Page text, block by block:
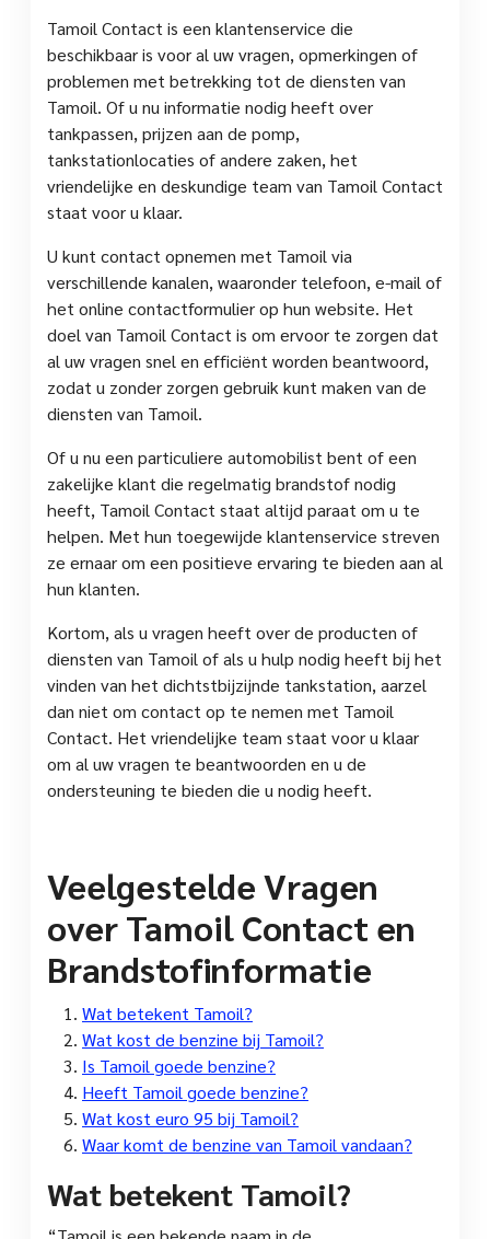
Tamoil Contact is een klantenservice die
beschikbaar is voor al uw vragen, opmerkingen of
problemen met betrekking tot de diensten van
Tamoil. Of u nu informatie nodig heeft over
tankpassen, prijzen aan de pomp,
tankstationlocaties of andere zaken, het
vriendelijke en deskundige team van Tamoil Contact
staat voor u klaar.
U kunt contact opnemen met Tamoil via
verschillende kanalen, waaronder telefoon, e-mail of
het online contactformulier op hun website. Het
doel van Tamoil Contact is om ervoor te zorgen dat
al uw vragen snel en efficiënt worden beantwoord,
zodat u zonder zorgen gebruik kunt maken van de
diensten van Tamoil.
Of u nu een particuliere automobilist bent of een
zakelijke klant die regelmatig brandstof nodig
heeft, Tamoil Contact staat altijd paraat om u te
helpen. Met hun toegewijde klantenservice streven
ze ernaar om een positieve ervaring te bieden aan al
hun klanten.
Kortom, als u vragen heeft over de producten of
diensten van Tamoil of als u hulp nodig heeft bij het
vinden van het dichtstbijzijnde tankstation, aarzel
dan niet om contact op te nemen met Tamoil
Contact. Het vriendelijke team staat voor u klaar
om al uw vragen te beantwoorden en u de
ondersteuning te bieden die u nodig heeft.
Veelgestelde Vragen
over Tamoil Contact en
Brandstofinformatie
Wat betekent Tamoil?
Wat kost de benzine bij Tamoil?
Is Tamoil goede benzine?
Heeft Tamoil goede benzine?
Wat kost euro 95 bij Tamoil?
Waar komt de benzine van Tamoil vandaan?
Wat betekent Tamoil?